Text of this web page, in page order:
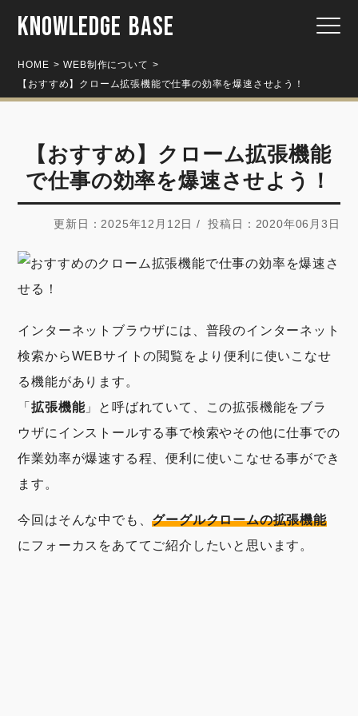
KNOWLEDGE BASE
HOME
WEB制作について
【おすすめ】クローム拡張機能で仕事の効率を爆速させよう！
【おすすめ】クローム拡張機能
で仕事の効率を爆速させよう！
更新日：2025年12月12日 / 投稿日：2020年06月3日
インターネットブラウザには、普段のインターネット
検索からWEBサイトの閲覧をより便利に使いこなせ
る機能があります。
「拡張機能」と呼ばれていて、この拡張機能をブラ
ウザにインストールする事で検索やその他に仕事での
作業効率が爆速する程、便利に使いこなせる事ができ
ます。
今回はそんな中でも、グーグルクロームの拡張機能
にフォーカスをあててご紹介したいと思います。